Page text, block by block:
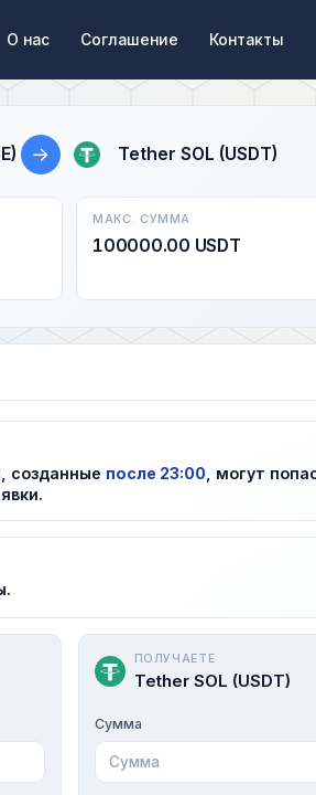
О нас Соглашение Контакты
→ Tether SOL (USDT)
МАКС. СУММА
100000.00 USDT
созданные после 23:00 , могут
ПОЛУЧАЕТЕ
Tether SOL (USDT)
Сумма